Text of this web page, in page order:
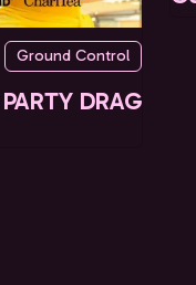
Ground Control
DRAG